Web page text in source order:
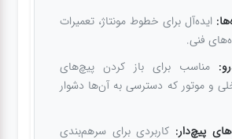
ایده‌آل برای خطوط مونتاژ، تعمیرات
فنی.
مناسب برای باز کردن پیچ‌های
و موتور که دسترسی به آن‌ها دشوار
پیچ‌دار: کاربردی برای سرهم‌بندی